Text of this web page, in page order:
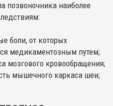
позвоночника наиболее
боли, от которых
медикаментозным путем;
мозгового кровообращения;
мышечного каркаса шеи;